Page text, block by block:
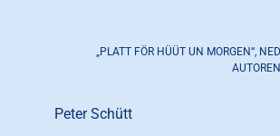
„PLATT FÖR HÜÜT UN MORGEN“,
Peter Schütt